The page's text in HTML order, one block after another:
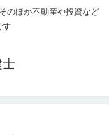
のほか不動産や投資など
す
士